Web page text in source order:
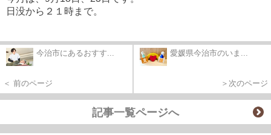
日没から２１時まで。
今治市にあるおすす...
＜ 前のページ
愛媛県今治市のいま...
＞次のページ
記事一覧ページへ